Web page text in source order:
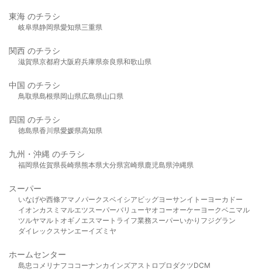
東海 のチラシ
岐阜県静岡県愛知県三重県
関西 のチラシ
滋賀県京都府大阪府兵庫県奈良県和歌山県
中国 のチラシ
鳥取県島根県岡山県広島県山口県
四国 のチラシ
徳島県香川県愛媛県高知県
九州・沖縄 のチラシ
福岡県佐賀県長崎県熊本県大分県宮崎県鹿児島県沖縄県
スーパー
いなげや西條アマノパークスベイシア ビッグヨーサンイトーヨーカドー
イオンカスミ マルエツスーパーバリューヤオコーオーケー ヨークベニマル
ツルヤマルト オギノ エスマート ライフ業務スーパーいかり フジグラン
ダイレックスサンエーイズミヤ
ホームセンター
島忠 コメリ ナフコ コーナンカインズアストロプロダクツDCM